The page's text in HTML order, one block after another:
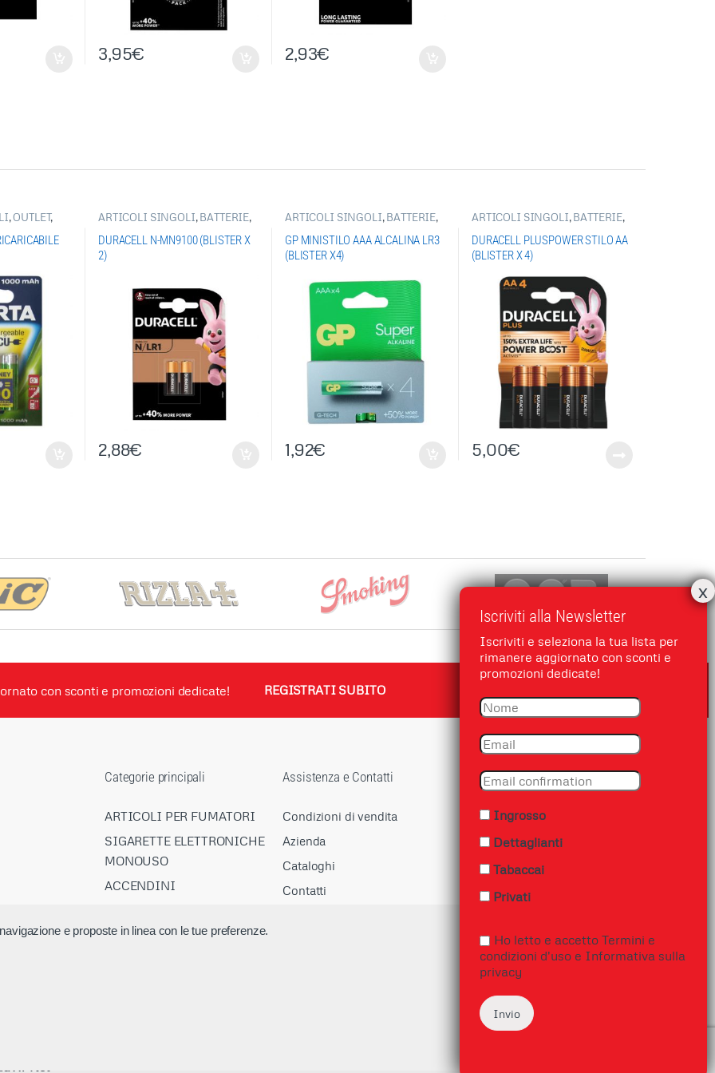
3,95€ 2,93€
,OUTLET,
ARTICOLI SINGOLI,BATTERIE,
DURACELL
DURACELL N-MN9100 (BLISTER X
2)
2,88€
ARTICOLI SINGOLI,BATTERIE,
GP
GP MINISTILO AAA ALCALINA LR3
(BLISTER X4)
1,92€
ARTICOLI SINGOLI,BATTERIE,
DURACELL PLUSPOWER STILO AA
(BLISTER X 4)
5,00€
con sconti e promozioni dedicate! REGISTRATI SUBITO
Categorie principali
ARTICOLI PER FUMATORI
SIGARETTE ELETTRONICHE
MONOUSO
ACCENDINI
CARTOLERIA
Assistenza e Contatti
Condizioni di vendita
Azienda
Cataloghi
Contatti
Iscriviti alla Newsletter
Iscriviti e seleziona la tua lista per
rimanere aggiornato con sconti e
promozioni dedicate!
Ingrosso
Dettaglianti
Tabaccai
Privati
Ho letto e accetto Termini e
condizioni d'uso e Informativa sulla
privacy
e proposte in linea con le tue preferenze.
Accetta Tutto
Preferenze Cookie